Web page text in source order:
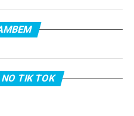
NO TIK TOK